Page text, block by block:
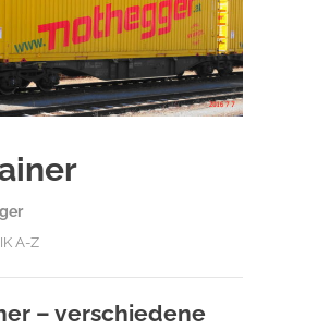
A-Z
– verschiedene